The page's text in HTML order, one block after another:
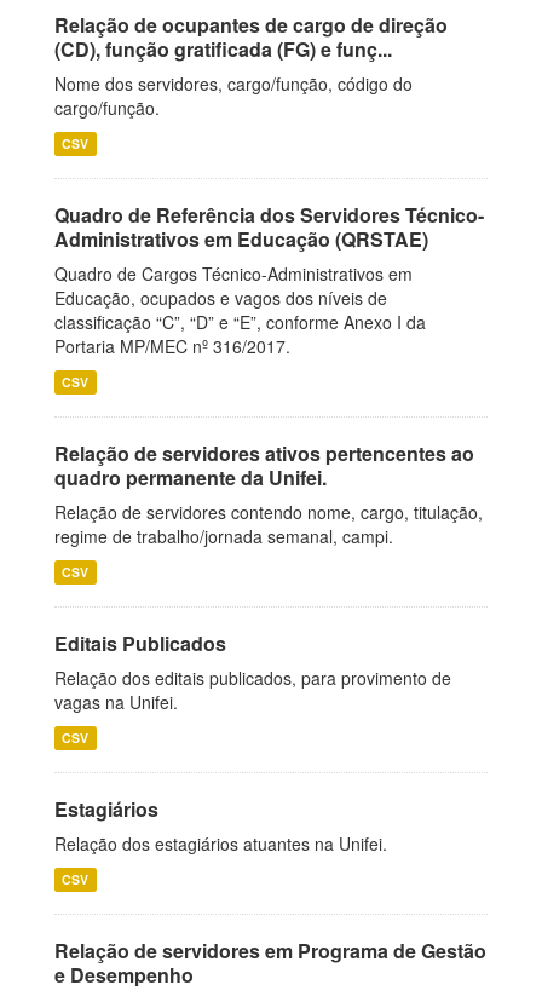
Relação de ocupantes de cargo de direção
(CD), função gratificada (FG) e funç...
Nome dos servidores, cargo/função, código do
cargo/função.
CSV
Quadro de Referência dos Servidores Técnico-
Administrativos em Educação (QRSTAE)
Quadro de Cargos Técnico-Administrativos em
Educação, ocupados e vagos dos níveis de
classificação “C”, “D” e “E”, conforme Anexo I da
Portaria MP/MEC nº 316/2017.
CSV
Relação de servidores ativos pertencentes ao
quadro permanente da Unifei.
Relação de servidores contendo nome, cargo, titulação,
regime de trabalho/jornada semanal, campi.
CSV
Editais Publicados
Relação dos editais publicados, para provimento de
vagas na Unifei.
CSV
Estagiários
Relação dos estagiários atuantes na Unifei.
CSV
Relação de servidores em Programa de Gestão
e Desempenho